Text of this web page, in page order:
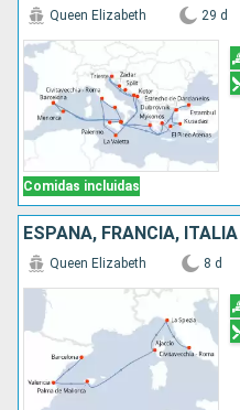
Comidas incluidas
Queen Elizabeth 29 d
ESPAÑA, FRANCIA, ITALIA
Queen Elizabeth 8 d